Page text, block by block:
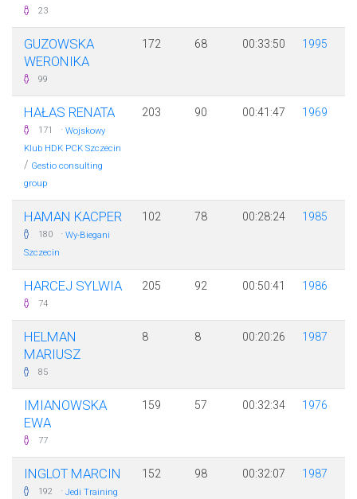
23
GUZOWSKA
WERONIKA
99
172 68 00:33:50 1995
HAŁAS RENATA
171 · Wojskowy
Klub HDK PCK Szczecin
/ Gestio consulting
group
203 90 00:41:47 1969
HAMAN KACPER
180 · Wy-Biegani
Szczecin
102 78 00:28:24 1985
HARCEJ SYLWIA
74
205 92 00:50:41 1986
HELMAN
MARIUSZ
85
8 8 00:20:26 1987
IMIANOWSKA
EWA
77
159 57 00:32:34 1976
INGLOT MARCIN
192 · Jedi Training
152 98 00:32:07 1987